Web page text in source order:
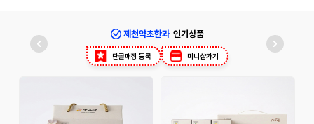
제천약초한과 인기상품
단골매장 등록 미니샵가기